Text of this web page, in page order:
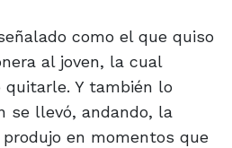
como el que quiso
al joven, la cual
Y también lo
se llevó, andando, la
en momentos que